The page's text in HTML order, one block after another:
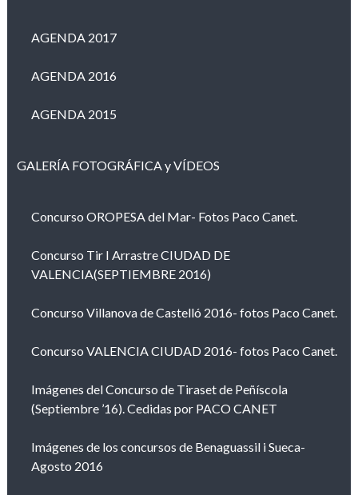
AGENDA 2017
AGENDA 2016
AGENDA 2015
GALERÍA FOTOGRÁFICA y VÍDEOS
Concurso OROPESA del Mar- Fotos Paco Canet.
Concurso Tir I Arrastre CIUDAD DE
VALENCIA(SEPTIEMBRE 2016)
Concurso Villanova de Castelló 2016- fotos Paco Canet.
Concurso VALENCIA CIUDAD 2016- fotos Paco Canet.
Imágenes del Concurso de Tiraset de Peñíscola
(Septiembre ’16). Cedidas por PACO CANET
Imágenes de los concursos de Benaguassil i Sueca-
Agosto 2016